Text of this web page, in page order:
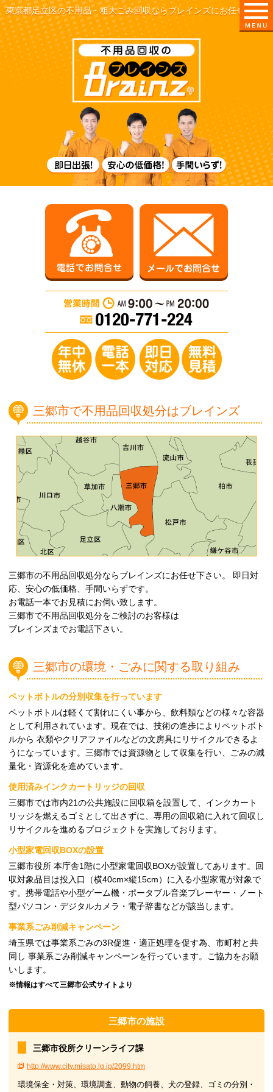
東京都足立区の不用品・粗大ごみ回収ならブレインズにお任せ！
即日出張！
電話でお問合せ
三郷市で不用品回収処分はブレインズ
三郷市の不用品回収処分ならブレインズにお任せ下さい。 即日対
応、安心の低価格、手間いらずです。
お電話一本でお見積にお伺い致します。
三郷市で不用品回収処分をご検討のお客様は
ブレインズまでお電話下さい。
三郷市の環境・ごみに関する取り組み
ペットボトルの分別収集を行っています
ペットボトルは軽くて割れにくい事から、飲料類などの様々な容器
として利用されています。現在では、技術の進歩によりペットボト
ルから 衣類やクリアファイルなどの文房具にリサイクルできるよ
うになっています。三郷市では資源物として収集を行い、ごみの減
量化・資源化を進めています。
使用済みインクカートリッジの回収
三郷市では市内21の公共施設に回収箱を設置して、インクカート
リッジを燃えるゴミとして出さずに、専用の回収箱に入れて回収し
リサイクルを進めるプロジェクトを実施しております。
小型家電回収BOXの設置
三郷市役所 本庁舎1階に小型家電回収BOXが設置してあります。回
収対象品目は投入口（横40cm×縦15cm）に入る小型家電が対象で
す。携帯電話や小型ゲーム機・ポータブル音楽プレーヤー・ノート
型パソコン・デジタルカメラ・電子辞書などが該当します。
事業系ごみ削減キャンペーン
埼玉県では事業系ごみの3R促進・適正処理を促す為、市町村と共
同し 事業系ごみ削減キャンペーンを行っています。ご協力をお願
いします。
※情報はすべて三郷市公式サイトより
三郷市の施設
三郷市役所クリーンライフ課
http://www.city.misato.lg.jp/2099.htm
環境保全・対策、環境調査、動物の飼養、犬の登録、ゴミの分別・